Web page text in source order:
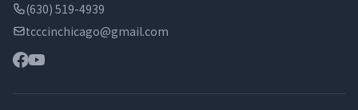
(630) 519-4939
tcccinchicago@gmail.com